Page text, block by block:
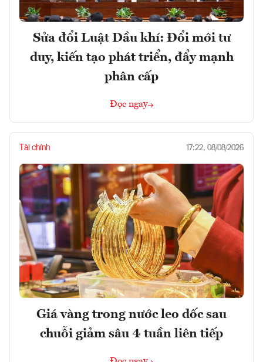
Sửa đổi Luật Dầu khí: Đổi mới tư
duy, kiến tạo phát triển, đẩy mạnh
phân cấp
Đọc ngay
Tài chính 17:22, 08/08/2026
Giá vàng trong nước leo dốc sau
chuỗi giảm sâu 4 tuần liên tiếp